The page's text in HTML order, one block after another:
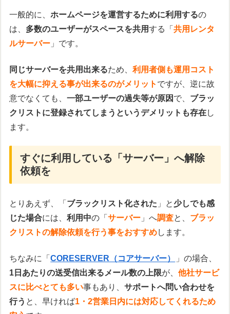
一般的に、ホームページを運営するために利用するの
は、 多数のユーザーがスペースを共用する「共用レンタ
ルサーバー 」です。
同じサーバーを共用出来るため、利用者側も運用コスト
を大幅に抑える事が出来るのがメリット ですが、逆に故
意でなくても、一部ユーザーの過失等が原因 で、 ブラッ
クリストに登録されてしまうというデメリットも存在し
ます。
すぐに利用している「サーバー」へ解除
依頼を
とりあえず、「 ブラックリスト化された 」と 少しでも感
じた場合には、利用中の「サーバー 」へ調査と、 ブラッ
クリストの解除依頼を行う事をおすすめします。
ちなみに「CORESERVER（コアサーバー）
」の場合、
1日あたりの送受信出来るメール数の上限が、他社サービ
スに比べとても多い事もあり、サポートへ問い合わせを
行う と、早ければ1・2営業日内には対応してくれるため